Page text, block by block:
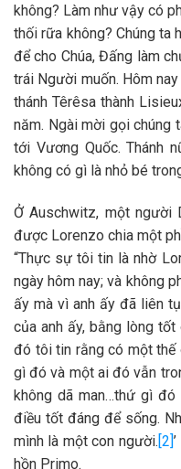
không? Làm như vậy có
thối rữa không? Chúng ta
để cho Chúa, Đấng làm
trái Người muốn. Hôm
thánh Têrêsa thành
năm. Ngài mời gọi chúng
tới Vương Quốc. Thánh
không có gì là nhỏ bé
Ở Auschwitz, một người
được Lorenzo chia một
“Thực sự tôi tin là nhờ
ngày hôm nay; và không
ấy mà vì anh ấy đã liên
của anh ấy, bằng lòng
đó tôi tin rằng có một thế
gì đó và một ai đó vẫn
không dã man…thứ gì
điều tốt đáng để sống.
mình là một con người.[2]
hồn Primo.